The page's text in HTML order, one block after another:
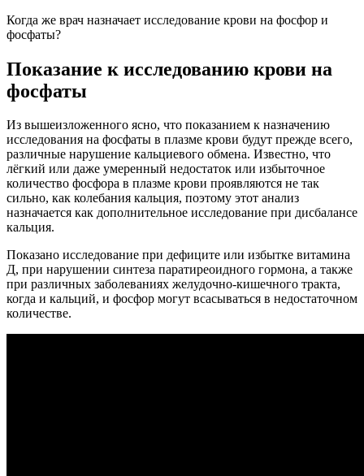
Когда же врач назначает исследование крови на фосфор и
фосфаты?
Показание к исследованию крови на
фосфаты
Из вышеизложенного ясно, что показанием к назначению
исследования на фосфаты в плазме крови будут прежде всего,
различные нарушение кальциевого обмена. Известно, что
лёгкий или даже умеренный недостаток или избыточное
количество фосфора в плазме крови проявляются не так
сильно, как колебания кальция, поэтому этот анализ
назначается как дополнительное исследование при дисбалансе
кальция.
Показано исследование при дефиците или избытке витамина
Д, при нарушении синтеза паратиреоидного гормона, а также
при различных заболеваниях желудочно-кишечного тракта,
когда и кальций, и фосфор могут всасываться в недостаточном
количестве.